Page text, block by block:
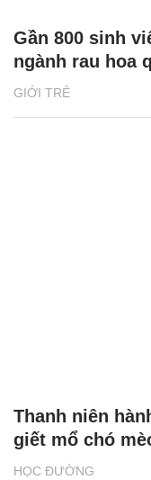
GIỚI TRẺ
Gần 800 sinh
ngành rau hoa
HỌC ĐƯỜNG
Thanh niên
giết mổ chó